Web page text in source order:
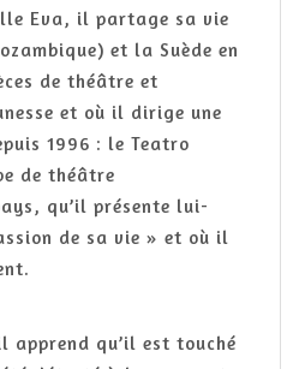
Eva, il partage sa vie
et la Suède en
de théâtre et
et où il dirige une
1996 : le Teatro
de théâtre
qu’il présente lui-
de sa vie » et où il
apprend qu’il est touché